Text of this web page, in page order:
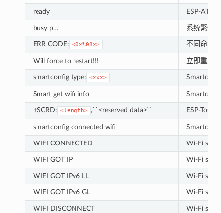
ready ESP-AT
busy p… 系统繁忙
ERR CODE: <0x%08x> 不同命令
Will force to restart!!! 立即重启
smartconfig type: <xxx>
Smart get wifi info
+SCRD: <length> ,``<reserved data>`` ESP-
smartconfig connected wifi
WIFI CONNECTED Wi-Fi
WIFI GOT IP Wi-Fi
WIFI GOT IPv6 LL Wi-Fi
WIFI GOT IPv6 GL Wi-Fi
WIFI DISCONNECT Wi-Fi